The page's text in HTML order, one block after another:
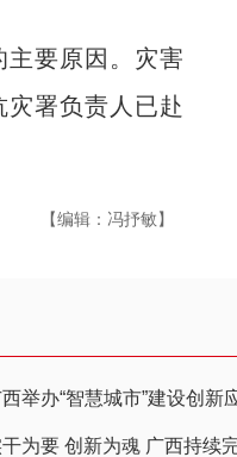
要原因。灾害
署负责人已赴
【编辑：冯抒敏】
西举办“智慧城市”建设创新
干为要 创新为魂 广西持续